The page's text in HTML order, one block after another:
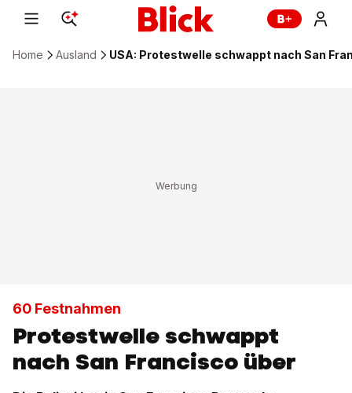
Home Ausland USA: Protestwelle schwappt nach San
60 Festnahmen
Protestwelle schwappt
nach San Francisco über